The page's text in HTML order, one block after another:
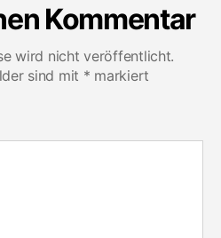
Kommentar
wird nicht veröffentlicht.
sind mit * markiert